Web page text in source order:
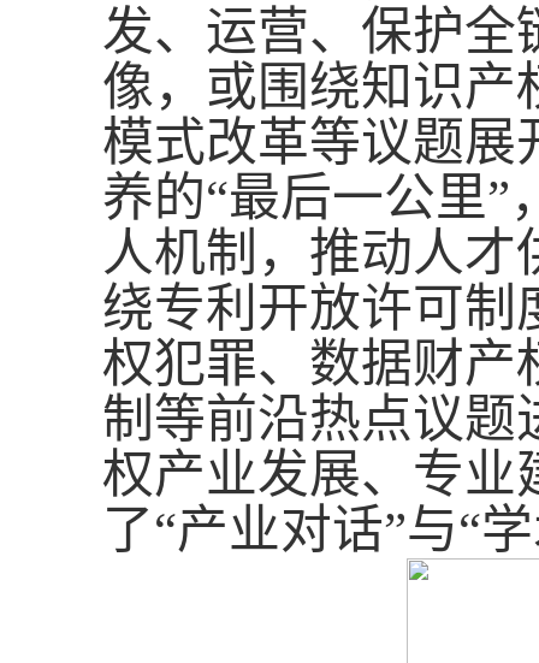
发、运营、保护全
像，或围绕知识产
模式改革等议题展
养的“最后一公里
人机制，推动人
绕专利开放许可制
权犯罪、数据财产
制等前沿热点议题
权产业发展、专业
了“产业对话”与“